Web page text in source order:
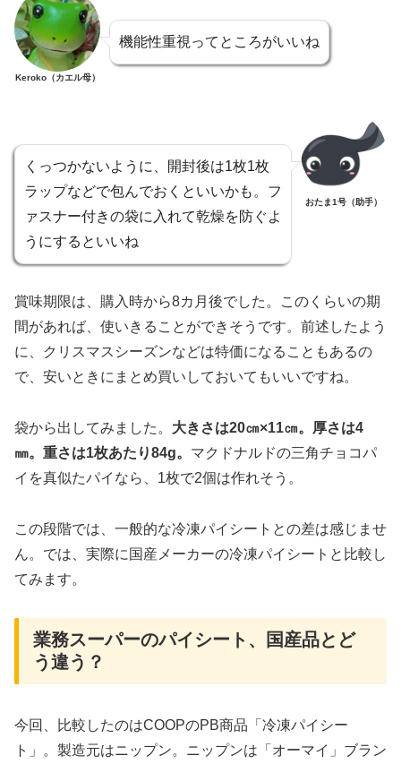
Keroko（カエル母）
機能性重視ってところがいいね
くっつかないように、開封後は1枚1枚
ラップなどで包んでおくといいかも。フ
ァスナー付きの袋に入れて乾燥を防ぐよ
うにするといいね
おたま1号（助手）
賞味期限は、購入時から8カ月後でした。このくらいの期
間があれば、使いきることができそうです。前述したよう
に、クリスマスシーズンなどは特価になることもあるの
で、安いときにまとめ買いしておいてもいいですね。
袋から出してみました。 大きさは20㎝×11㎝。厚さは4
㎜。重さは1枚あたり84g。 マクドナルドの三角チョコパ
イを真似たパイなら、1枚で2個は作れそう。
この段階では、一般的な冷凍パイシートとの差は感じませ
ん。では、実際に国産メーカーの冷凍パイシートと比較し
てみます。
業務スーパーのパイシート、国産品とど
う違う？
今回、比較したのはCOOPのPB商品「冷凍パイシー
ト」。製造元はニップン。ニップンは「オーマイ」ブラン